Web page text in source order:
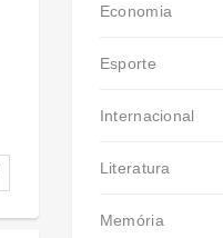
Economia
Esporte
Internacional
Literatura
Memória